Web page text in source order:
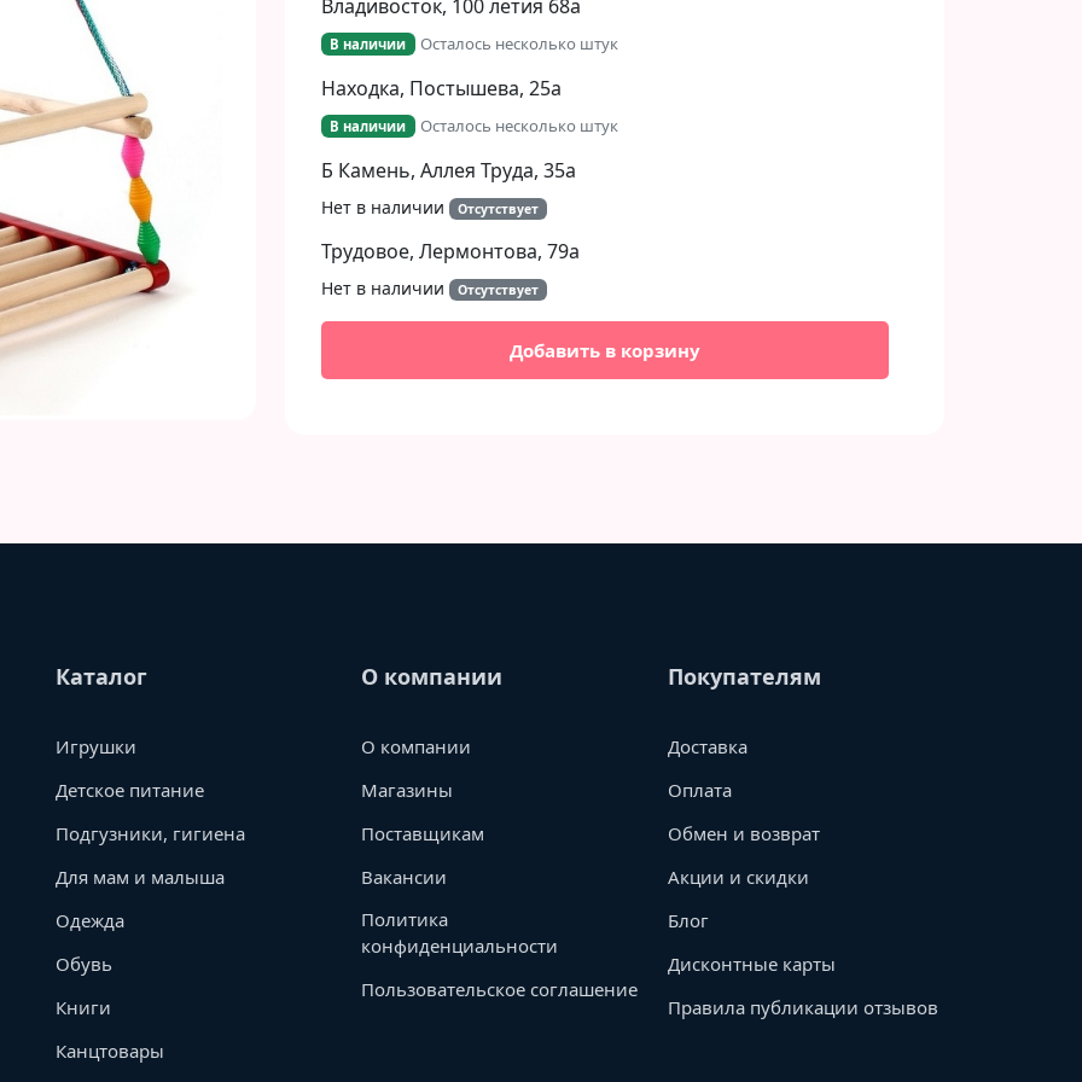
Владивосток, 100 летия 68а
В наличии Осталось несколько штук
Находка, Постышева, 25а
В наличии Осталось несколько штук
Б Камень, Аллея Труда, 35а
Нет в наличии Отсутствует
Трудовое, Лермонтова, 79а
Нет в наличии Отсутствует
Добавить в корзину
Каталог
Игрушки
Детское питание
Подгузники, гигиена
Для мам и малыша
Одежда
Обувь
Книги
Канцтовары
О компании
О компании
Магазины
Поставщикам
Вакансии
Политика
конфиденциальности
Пользовательское соглашение
Покупателям
Доставка
Оплата
Обмен и возврат
Акции и скидки
Блог
Дисконтные карты
Правила публикации отзывов